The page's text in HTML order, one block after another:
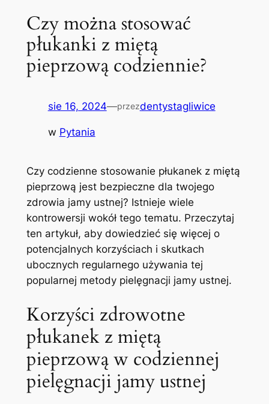
Czy można stosować
płukanki z miętą
pieprzową codziennie?
sie 16, 2024—przezdentystagliwice
w Pytania
Czy codzienne ⁢stosowanie płukanek⁤ z‍ miętą
⁣pieprzową jest bezpieczne dla twojego
zdrowia jamy ustnej? Istnieje wiele
kontrowersji wokół tego ⁣tematu. Przeczytaj
⁢ten artykuł, aby dowiedzieć⁢ się ⁢więcej o
⁣potencjalnych korzyściach⁣ i skutkach
‌ubocznych regularnego używania tej
popularnej metody pielęgnacji jamy ustnej.
Korzyści zdrowotne
płukanek z miętą
pieprzową w​ codziennej
pielęgnacji jamy ustnej